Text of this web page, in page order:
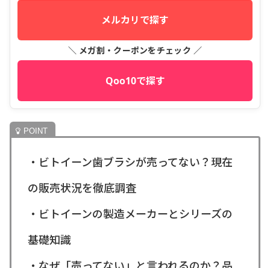
メルカリで探す
＼ メガ割・クーポンをチェック ／
Qoo10で探す
・ビトイーン歯ブラシが売ってない？現在
の販売状況を徹底調査
・ビトイーンの製造メーカーとシリーズの
基礎知識
・なぜ「売ってない」と言われるのか？品